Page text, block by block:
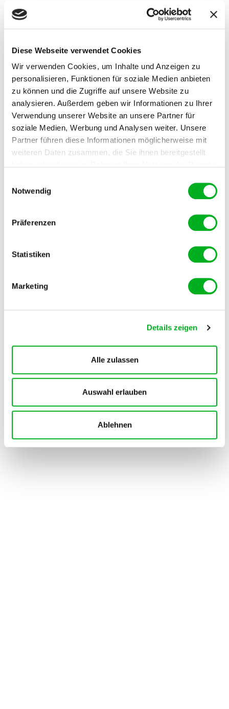
Diese Webseite verwendet Cookies
Wir verwenden Cookies, um Inhalte und Anzeigen zu
personalisieren, Funktionen für soziale Medien anbieten
zu können und die Zugriffe auf unsere Website zu
analysieren. Außerdem geben wir Informationen zu Ihrer
Verwendung unserer Website an unsere Partner für
soziale Medien, Werbung und Analysen weiter. Unsere
Partner führen diese Informationen möglicherweise mit
weiteren Daten zusammen, die Sie ihnen bereitgestellt
Cookies werden Ihre personenbezogenen Daten in
Notwendig
Präferenzen
Statistiken
Marketing
Details zeigen
Alle zulassen
Auswahl erlauben
Ablehnen